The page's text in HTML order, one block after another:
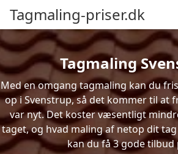
Tagmaling-priser.dk
Tagmaling
Med en omgang tagmaling kan du
op i Svenstrup, så det kommer til at
var nyt. Det koster væsentligt
taget, og hvad maling af netop dit
kan du få 3 gode tilbud